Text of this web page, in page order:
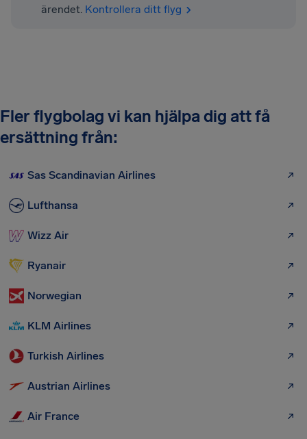
ärendet. Kontrollera ditt flyg
Fler flygbolag vi kan hjälpa dig att få
ersättning från:
Sas Scandinavian Airlines
Lufthansa
Wizz Air
Ryanair
Norwegian
KLM Airlines
Turkish Airlines
Austrian Airlines
Air France